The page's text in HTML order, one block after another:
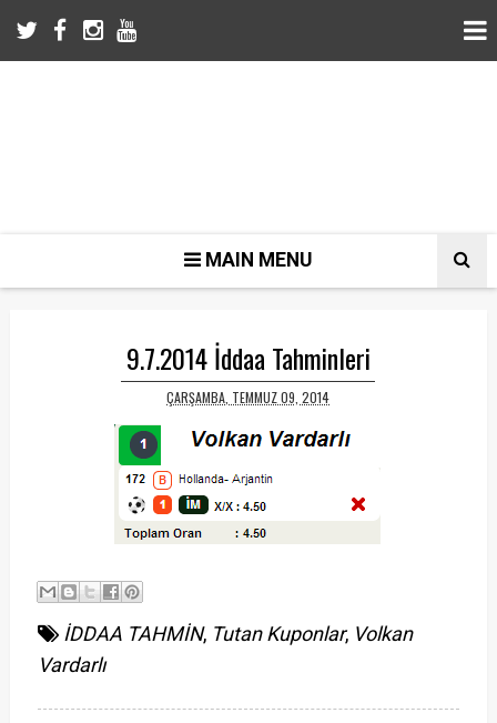
MAIN MENU
9.7.2014 İddaa Tahminleri
ÇARŞAMBA, TEMMUZ 09, 2014
İDDAA TAHMİN, Tutan Kuponlar, Volkan
Vardarlı